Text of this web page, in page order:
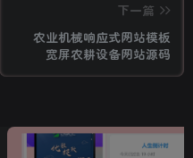
下一篇
农业机械响应式网站模板
宽屏农耕设备网站源码